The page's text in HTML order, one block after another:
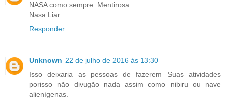
NASA como sempre: Mentirosa.
Nasa:Liar.
Responder
Unknown 22 de julho de 2016 às 13:30
Isso deixaria as pessoas de fazerem Suas atividades
porisso não divugão nada assim como nibiru ou nave
alienígenas.